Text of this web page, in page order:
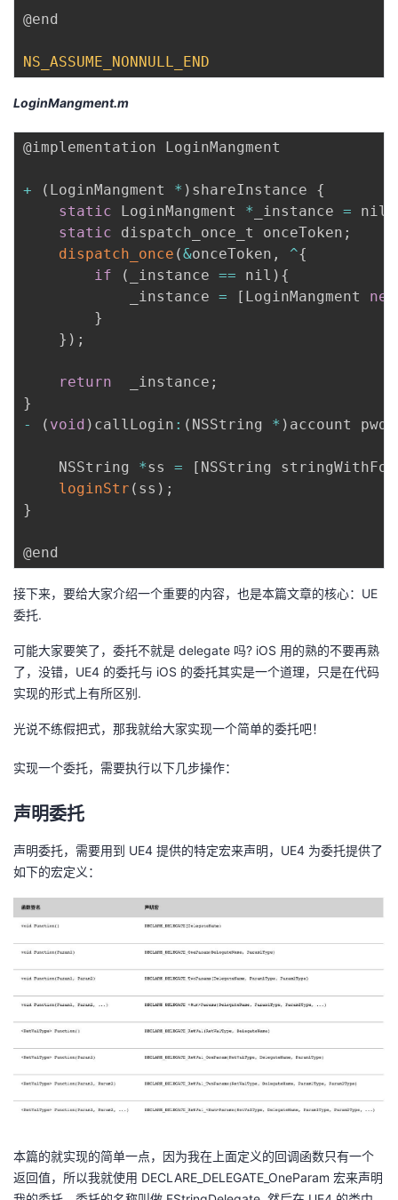
证
实
验
的
收
藏
持
建
议
@end
NS_ASSUME_NONNULL_END
LoginMangment.m
@implementation LoginMangment
+ ( LoginMangment * ) shareInstance {
static LoginMangment * _instance = nil
static dispatch_once_t onceToken ;
dispatch_once (&onceToken , ^{
if
( _instance == nil ) {
            _instance
= [ LoginMangment new
}
} ) ;
return
  _instance
;
}
-
( void ) callLogin : ( NSString * ) account pwd
    NSString
*ss = [ NSString
loginStr ( ss ) ;
}
接下来，要给大家介绍一个重要的内容，也是本篇文章的核心：UE
委托.
可能大家要笑了，委托不就是 delegate 吗? iOS 用的熟的不要再熟
了，没错，UE4 的委托与 iOS 的委托其实是一个道理，只是在代码
实现的形式上有所区别.
光说不练假把式，那我就给大家实现一个简单的委托吧！
实现一个委托，需要执行以下几步操作：
声明委托
声明委托，需要用到 UE4 提供的特定宏来声明，UE4 为委托提供了
如下的宏定义：
本篇的就实现的简单一点，因为我在上面定义的回调函数只有一个
返回值，所以我就使用 DECLARE_DELEGATE_OneParam 宏来声明